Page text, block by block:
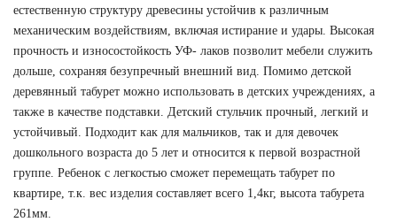
естественную структуру древесины устойчив к различным
механическим воздействиям, включая истирание и удары. Высокая
прочность и износостойкость УФ- лаков позволит мебели служить
дольше, сохраняя безупречный внешний вид. Помимо детской
деревянный табурет можно использовать в детских учреждениях, а
также в качестве подставки. Детский стульчик прочный, легкий и
устойчивый. Подходит как для мальчиков, так и для девочек
дошкольного возраста до 5 лет и относится к первой возрастной
группе. Ребенок с легкостью сможет перемещать табурет по
квартире, т.к. вес изделия составляет всего 1,4кг, высота табурета
261мм.